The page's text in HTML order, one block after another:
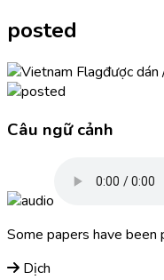
posted
được dán
Câu ngữ cảnh
Some papers have
Dịch